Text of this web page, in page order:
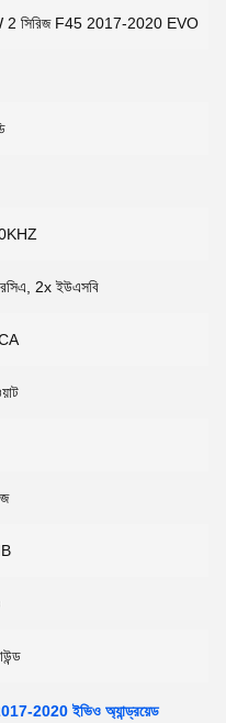
2 সিরিজ F45 2017-2020 EVO
2x ইউএসবি
2020 ইভিও অ্যান্ড্রয়েড